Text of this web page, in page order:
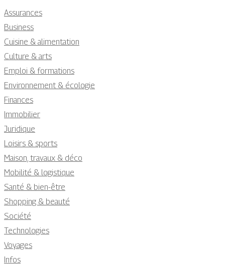
Assurances
Business
Cuisine & alimentation
Culture & arts
Emploi & formations
Environnement & écologie
Finances
Immobilier
Juridique
Loisirs & sports
Maison, travaux & déco
Mobilité & logistique
Santé & bien-être
Shopping & beauté
Société
Technologies
Voyages
Infos